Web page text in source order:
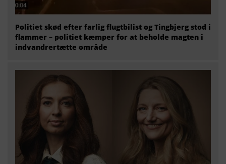
Politiet skød efter farlig flugtbilist og Tingbjerg stod i
flammer – politiet kæmper for at beholde magten i
indvandrertætte område